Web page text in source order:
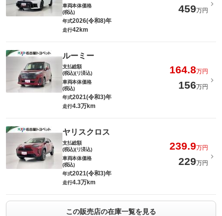
車両本体価格
(税込)
459万円
年式2026(令和8)年
走行42km
ルーミー
支払総額
(税込)(リ済込)
164.8万円
車両本体価格
(税込)
156万円
年式2021(令和3)年
走行4.3万km
ヤリスクロス
支払総額
(税込)(リ済込)
239.9万円
車両本体価格
(税込)
229万円
年式2021(令和3)年
走行4.3万km
この販売店の在庫一覧を見る